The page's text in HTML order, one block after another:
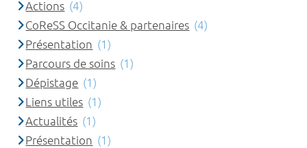
Actions (4)
CoReSS Occitanie & partenaires (4)
Présentation (1)
Parcours de soins (1)
Dépistage (1)
Liens utiles (1)
Actualités (1)
Présentation (1)